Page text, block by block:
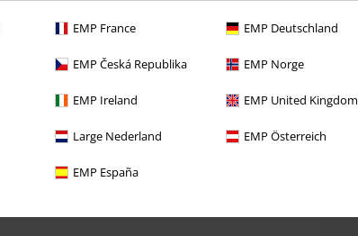
EMP France EMP Deutschland
EMP Česká Republika EMP Norge
EMP Ireland EMP United Kingdom
Large Nederland EMP Österreich
EMP España